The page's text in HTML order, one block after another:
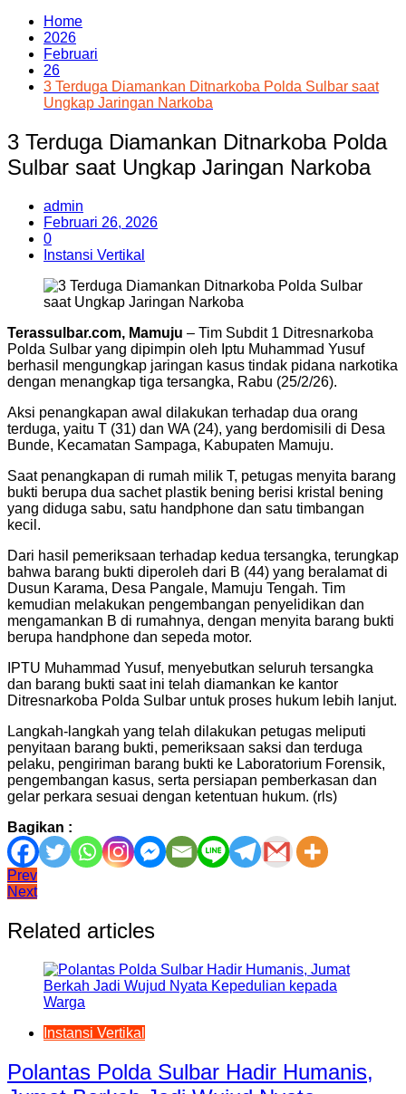
Home
2026
Februari
26
3 Terduga Diamankan Ditnarkoba Polda Sulbar saat
Ungkap Jaringan Narkoba
3 Terduga Diamankan Ditnarkoba Polda
Sulbar saat Ungkap Jaringan Narkoba
admin
Februari 26, 2026
0
Instansi Vertikal
Terassulbar.com, Mamuju – Tim Subdit 1 Ditresnarkoba
Polda Sulbar yang dipimpin oleh Iptu Muhammad Yusuf
berhasil mengungkap jaringan kasus tindak pidana narkotika
dengan menangkap tiga tersangka, Rabu (25/2/26).
Aksi penangkapan awal dilakukan terhadap dua orang
terduga, yaitu T (31) dan WA (24), yang berdomisili di Desa
Bunde, Kecamatan Sampaga, Kabupaten Mamuju.
Saat penangkapan di rumah milik T, petugas menyita barang
bukti berupa dua sachet plastik bening berisi kristal bening
yang diduga sabu, satu handphone dan satu timbangan
kecil.
Dari hasil pemeriksaan terhadap kedua tersangka, terungkap
bahwa barang bukti diperoleh dari B (44) yang beralamat di
Dusun Karama, Desa Pangale, Mamuju Tengah. Tim
kemudian melakukan pengembangan penyelidikan dan
mengamankan B di rumahnya, dengan menyita barang bukti
berupa handphone dan sepeda motor.
IPTU Muhammad Yusuf, menyebutkan seluruh tersangka
dan barang bukti saat ini telah diamankan ke kantor
Ditresnarkoba Polda Sulbar untuk proses hukum lebih lanjut.
Langkah-langkah yang telah dilakukan petugas meliputi
penyitaan barang bukti, pemeriksaan saksi dan terduga
pelaku, pengiriman barang bukti ke Laboratorium Forensik,
pengembangan kasus, serta persiapan pemberkasan dan
gelar perkara sesuai dengan ketentuan hukum. (rls)
Bagikan :
Navigasi
pos
Prev
Next
Related articles
Instansi Vertikal
Polantas Polda Sulbar Hadir Humanis,